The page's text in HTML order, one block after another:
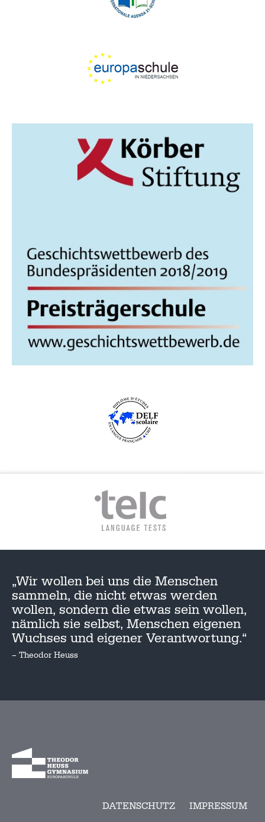
„Wir wollen bei uns die Menschen
sammeln, die nicht etwas werden
wollen, sondern die etwas sein wollen,
nämlich sie selbst, Menschen eigenen
Wuchses und eigener Verantwortung.“
– Theodor Heuss
DATENSCHUTZ IMPRESSUM